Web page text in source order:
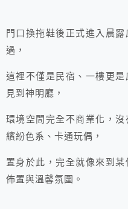
門口換拖鞋後正式進入晨
過，
這裡不僅是民宿、一樓更
見到神明廳，
環境空間完全不商業化，沒
繽紛色系、卡通玩偶，
置身於此，完全就像來到
佈置與溫馨氛圍。